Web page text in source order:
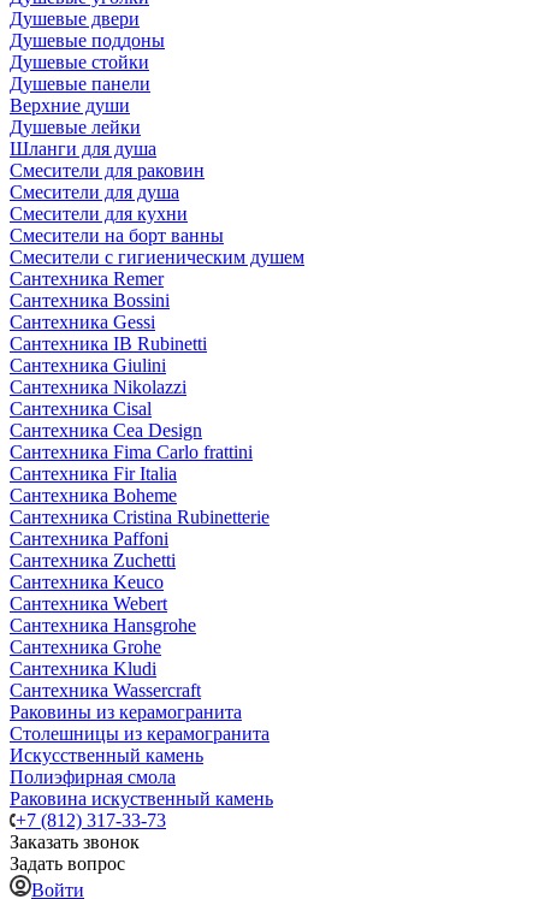
Душевые двери
Душевые поддоны
Душевые стойки
Душевые панели
Верхние души
Душевые лейки
Шланги для душа
Смесители для раковин
Смесители для душа
Смесители для кухни
Смесители на борт ванны
Смесители с гигиеническим душем
Сантехника Remer
Сантехника Bossini
Сантехника Gessi
Сантехника IB Rubinetti
Сантехника Giulini
Сантехника Nikolazzi
Сантехника Cisal
Сантехника Cea Design
Сантехника Fima Carlo frattini
Сантехника Fir Italia
Сантехника Boheme
Сантехника Cristina Rubinetterie
Сантехника Paffoni
Сантехника Zuchetti
Сантехника Keuco
Сантехника Webert
Сантехника Hansgrohe
Сантехника Grohe
Сантехника Kludi
Сантехника Wassercraft
Раковины из керамогранита
Столешницы из керамогранита
Искусственный камень
Полиэфирная смола
Раковина искуственный камень
+7 (812) 317-33-73
Заказать звонок
Задать вопрос
Войти